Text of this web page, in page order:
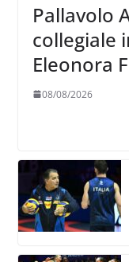
Pallavolo
collegiale
Eleonora
lavorando
dettagli
08/08/2026